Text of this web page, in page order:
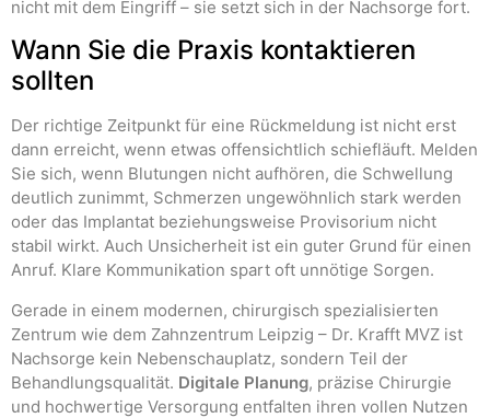
nicht mit dem Eingriff – sie setzt sich in der Nachsorge fort.
Wann Sie die Praxis kontaktieren
sollten
Der richtige Zeitpunkt für eine Rückmeldung ist nicht erst
dann erreicht, wenn etwas offensichtlich schiefläuft. Melden
Sie sich, wenn Blutungen nicht aufhören, die Schwellung
deutlich zunimmt, Schmerzen ungewöhnlich stark werden
oder das Implantat beziehungsweise Provisorium nicht
stabil wirkt. Auch Unsicherheit ist ein guter Grund für einen
Anruf. Klare Kommunikation spart oft unnötige Sorgen.
Gerade in einem modernen, chirurgisch spezialisierten
Zentrum wie dem Zahnzentrum Leipzig – Dr. Krafft MVZ ist
Nachsorge kein Nebenschauplatz, sondern Teil der
Behandlungsqualität. Digitale Planung, präzise Chirurgie
und hochwertige Versorgung entfalten ihren vollen Nutzen